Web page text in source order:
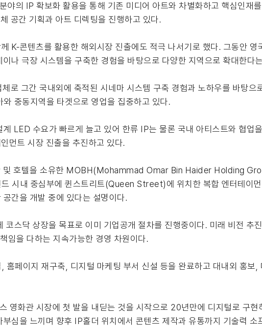
야의 IP 확보화 활용을 통해 기존 미디어 아트와 차별화하고 핵심인재
공간 기획과 아트 디렉팅을 진행하고 있다.
K-콘텐츠를 활용한 해외시장 진출에도 적극 나서기로 했다. 그동안
나 극장 시스템을 구축한 경험을 바탕으로 다양한 지역으로 확대한다
로 그간 국내외에 축적된 시네마 시스템 구축 경험과 노하우를 바탕으
중동지역을 타겟으로 영업을 집중하고 있다.
LED 수요가 빠르게 늘고 있어 한류 IP는 물론 국내 아티스트와 협업
먼트 시장 진출을 추진하고 있다.
및 호텔을 소유한 MOBH(Mohammad Omar Bin Haider Holding
시내 중심부에 퀸스트리트(Queen Street)에 위치한 복합 엔터테이
간을 개발 중에 있다는 설명이다.
스닥 상장을 목표로 이미 기업공개 절차를 진행중이다. 미래 비전 추
임을 다하는 지속가능한 경영 차원이다.
홈페이지 재구축, 디지털 마케팅 부서 신설 등을 완료하고 대내외 홍보
영화관 시장에 첫 발을 내딛는 것을 시작으로 20년만에 디지털로 구현
심을 느끼며 향후 IP홀더 위치에서 콘텐츠 제작과 유통까지 기술력 소